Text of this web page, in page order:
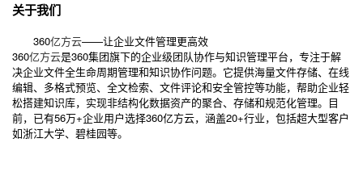
关于我们
360亿方云——让企业文件管理更高效
360亿方云是360集团旗下的企业级团队协作与知识管理平台，专注于解
决企业文件全生命周期管理和知识协作问题。它提供海量文件存储、在线
编辑、多格式预览、全文检索、文件评论和安全管控等功能，帮助企业轻
松搭建知识库，实现非结构化数据资产的聚合、存储和规范化管理。目
前，已有56万+企业用户选择360亿方云，涵盖20+行业，包括超大型客户
如浙江大学、碧桂园等。